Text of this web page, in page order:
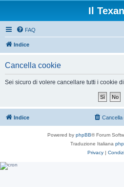
Il
FAQ
Indice
Cancella cookie
Sei sicuro di volere cancellare tutti i cookie
Indice Cancella
Powered by phpBB® Forum
Traduzione Italiana
Privacy |